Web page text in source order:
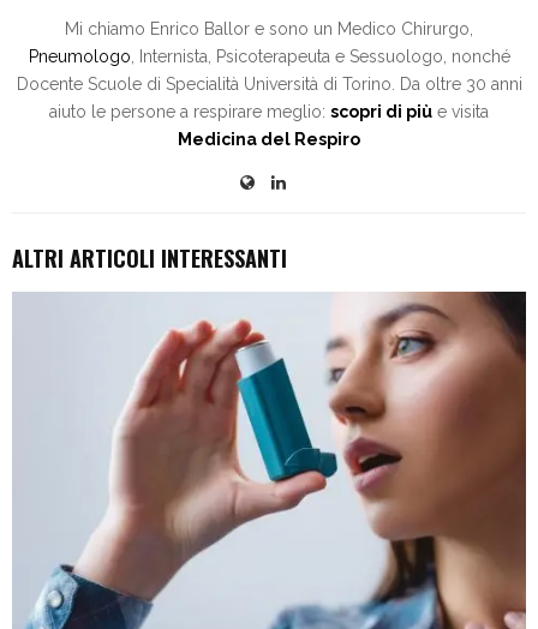
Mi chiamo Enrico Ballor e sono un Medico Chirurgo,
Pneumologo , Internista, Psicoterapeuta e Sessuologo, nonché
Docente Scuole di Specialità Università di Torino. Da oltre 30 anni
aiuto le persone a respirare meglio: scopri di più e visita
Medicina del Respiro
ALTRI ARTICOLI INTERESSANTI